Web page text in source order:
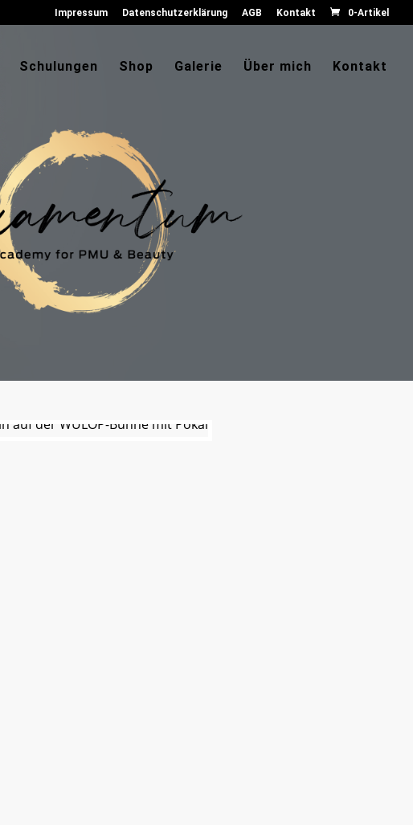
Impressum Datenschutzerklärung AGB Kontakt 0-Artikel
Schulungen Shop Galerie Über mich Kontakt